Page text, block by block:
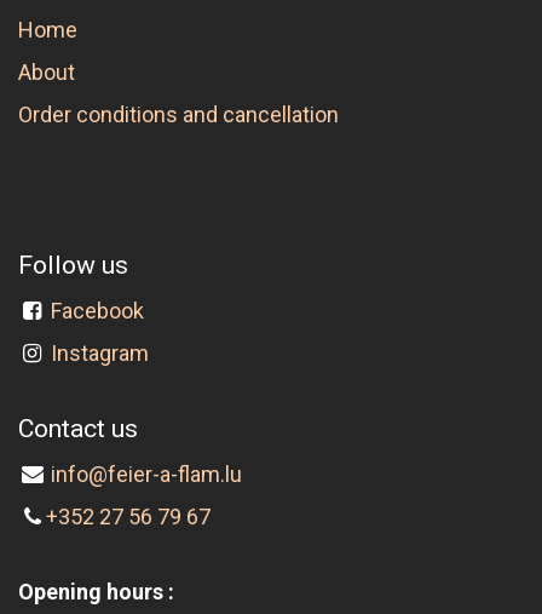
Home
About
Order conditions and cancellation
Follow us
Facebook
Instagram
Contact us
info@feier-a-flam.lu
+352 27 56 79 67
Opening hours :